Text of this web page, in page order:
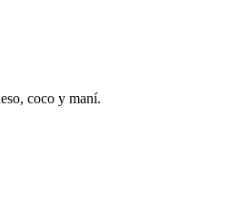
coco y maní.